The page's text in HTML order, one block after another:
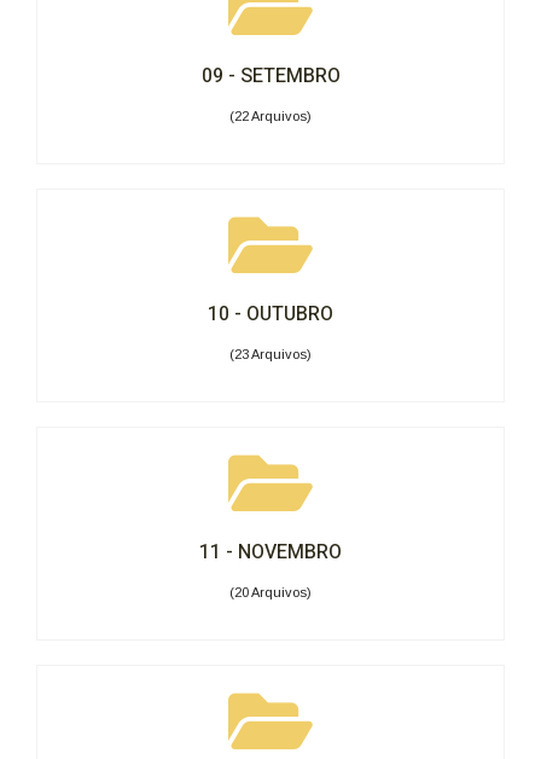
09 - SETEMBRO
(22 Arquivos)
10 - OUTUBRO
(23 Arquivos)
11 - NOVEMBRO
(20 Arquivos)